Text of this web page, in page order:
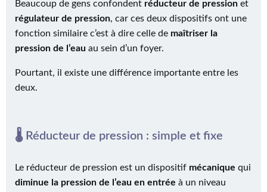
Beaucoup de gens confondent réducteur de pression et
régulateur de pression, car ces deux dispositifs ont une
fonction similaire c’est à dire celle de maîtriser la
pression de l’eau au sein d’un foyer.
Pourtant, il existe une différence importante entre les
deux.
🌡 Réducteur de pression : simple et fixe
Le réducteur de pression est un dispositif mécanique qui
diminue la pression de l’eau en entrée à un niveau